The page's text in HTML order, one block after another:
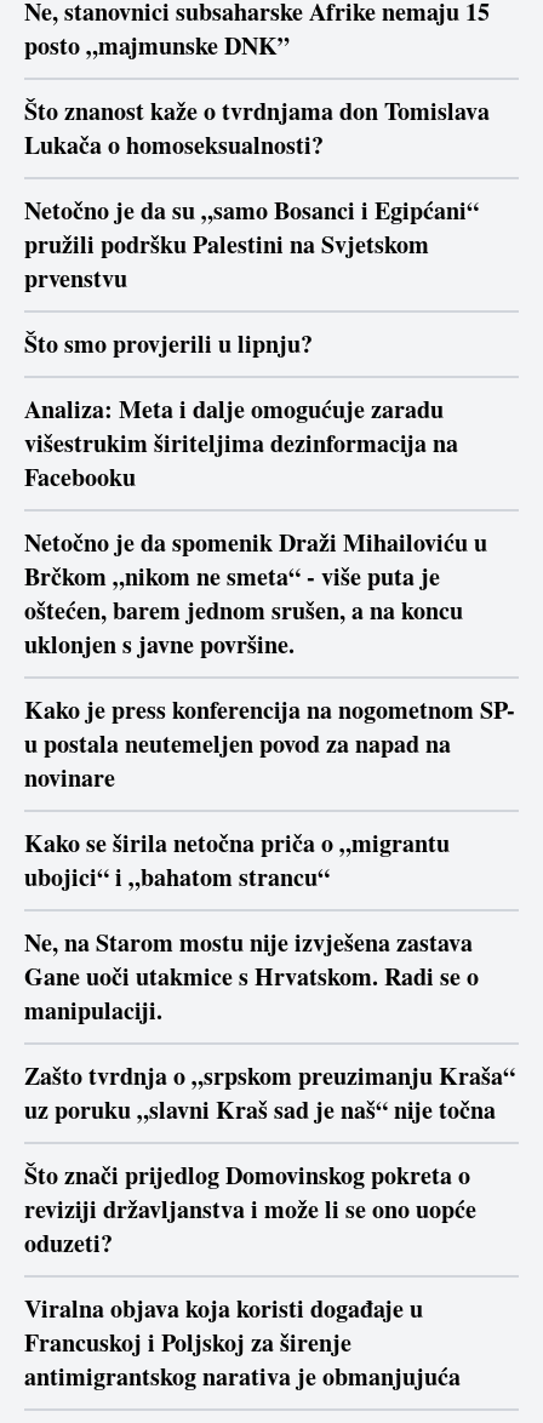
Ne, stanovnici subsaharske Afrike nemaju 15
posto „majmunske DNK”
Što znanost kaže o tvrdnjama don Tomislava
Lukača o homoseksualnosti?
Netočno je da su „samo Bosanci i Egipćani“
pružili podršku Palestini na Svjetskom
prvenstvu
Što smo provjerili u lipnju?
Analiza: Meta i dalje omogućuje zaradu
višestrukim širiteljima dezinformacija na
Facebooku
Netočno je da spomenik Draži Mihailoviću u
Brčkom „nikom ne smeta“ - više puta je
oštećen, barem jednom srušen, a na koncu
uklonjen s javne površine.
Kako je press konferencija na nogometnom SP-
u postala neutemeljen povod za napad na
novinare
Kako se širila netočna priča o „migrantu
ubojici“ i „bahatom strancu“
Ne, na Starom mostu nije izvješena zastava
Gane uoči utakmice s Hrvatskom. Radi se o
manipulaciji.
Zašto tvrdnja o „srpskom preuzimanju Kraša“
uz poruku „slavni Kraš sad je naš“ nije točna
Što znači prijedlog Domovinskog pokreta o
reviziji državljanstva i može li se ono uopće
oduzeti?
Viralna objava koja koristi događaje u
Francuskoj i Poljskoj za širenje
antimigrantskog narativa je obmanjujuća